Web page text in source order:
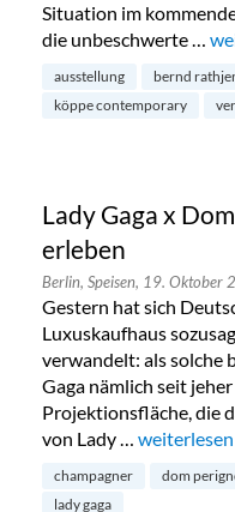
Situation im
die unbeschwerte …
ausstellung bernd
köppe contemporary
Lady Gaga x
erleben
Berlin, Speisen, 19. Oktober
Gestern hat sich
Luxuskaufhaus
verwandelt: als solche
Gaga nämlich seit
Projektionsfläche, die
von Lady … „Lady
weiterlesen
champagner dom
lady gaga